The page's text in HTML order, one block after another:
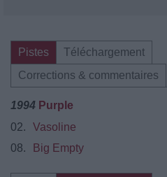
Pistes
Téléchargement
Corrections & commentaires
1994 Purple
02.
Vasoline
08.
Big Empty